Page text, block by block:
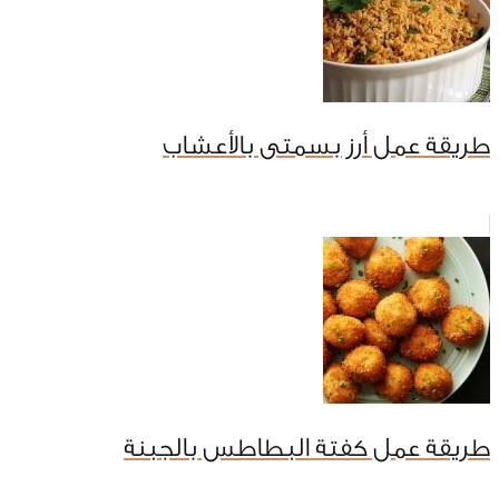
طريقة عمل أرز بسمتى بالأعشاب
طريقة عمل كفتة البطاطس بالجبنة